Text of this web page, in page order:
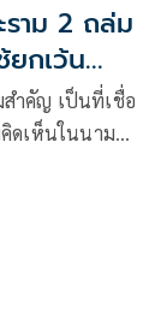
ราม 2 ถล่ม
กเว้น
ำคัญ เป็นที่เชื่อ
ดเห็นในนาม